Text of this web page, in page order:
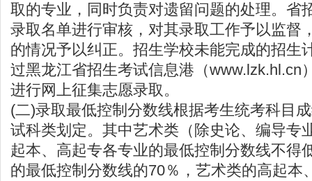
取的专业，同时负责对遗留问题的处理。省
录取名单进行审核，对其录取工作予以监督
的情况予以纠正。招生学校未能完成的招生
过黑龙江省招生考试信息港（www.lzk.hl.cn
进行网上征集志愿录取。
(二)录取最低控制分数线根据考生统考科目
试科类划定。其中艺术类（除史论、编导专
起本、高起专各专业的最低控制分数线不得
的最低控制分数线的70％，艺术类的高起本